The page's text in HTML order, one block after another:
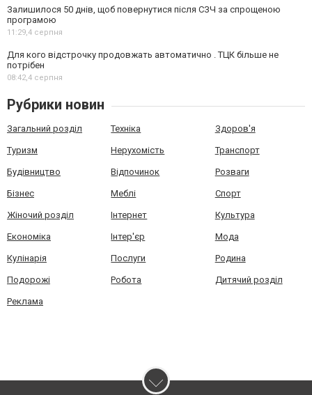
Залишилося 50 днів, щоб повернутися після СЗЧ за спрощеною
програмою
11:29,4 серпня
Для кого відстрочку продовжать автоматично . ТЦК більше не
потрібен
08:42,4 серпня
Рубрики новин
Загальний розділ Техніка Здоров'я
Туризм Нерухомість Транспорт
Будівництво Відпочинок Розваги
Бізнес Меблі Спорт
Жіночий розділ Інтернет Культура
Економіка Інтер'єр Мода
Кулінарія Послуги Родина
Подорожі Робота Дитячий розділ
Реклама